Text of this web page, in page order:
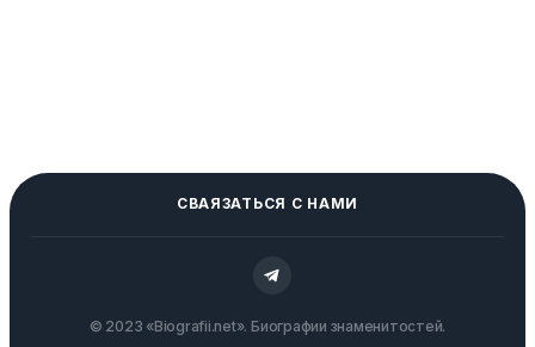
СВАЯЗАТЬСЯ С НАМИ
© 2023 «Biografii.net». Биографии знаменитостей.